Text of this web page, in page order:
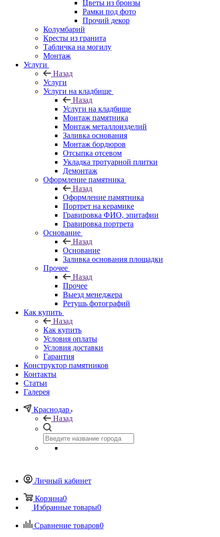
Цветы из бронзы
Рамки под фото
Прочий декор
Колумбарий
Кресты из гранита
Табличка на могилу
Монтаж
Услуги
Назад
Услуги
Услуги на кладбище
Назад
Услуги на кладбище
Монтаж памятника
Монтаж металлоизделий
Заливка основания
Монтаж бордюров
Отсыпка отсевом
Укладка тротуарной плитки
Демонтаж
Оформление памятника
Назад
Оформление памятника
Портрет на керамике
Гравировка ФИО, эпитафии
Гравировка портрета
Основание
Назад
Основание
Заливка основания площадки
Прочее
Назад
Прочее
Выезд менеджера
Ретушь фотографий
Как купить
Назад
Как купить
Условия оплаты
Условия доставки
Гарантия
Конструктор памятников
Контакты
Статьи
Галерея
Краснодар
Назад
Личный кабинет
Корзина0
Избранные товары0
Сравнение товаров0